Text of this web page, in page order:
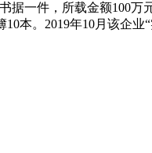
一件，所载金额100万
本。2019年10月该企业